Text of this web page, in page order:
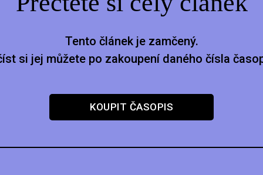
Tento článek je zamčený.
si jej můžete po zakoupení daného čísla
KOUPIT ČASOPIS